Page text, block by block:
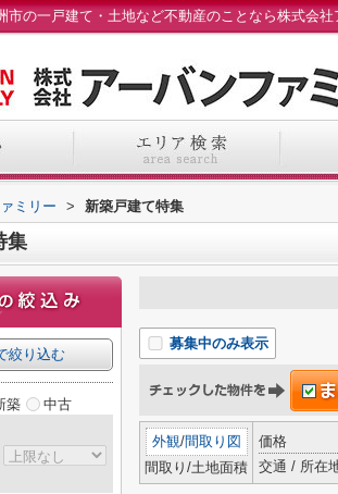
市の一戸建て・土地など不動産のことなら株式会
ミリー > 新築戸建て特集
集
募集中のみ表示
外観/間取り図
間取り/土地面積
価格
交通 / 所在
絞り込む
築
中古